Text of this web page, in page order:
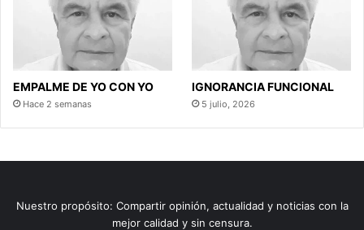
EMPALME DE YO CON YO
Hace 2 semanas
IGNORANCIA FUNCIONAL
5 julio, 2026
Nuestro propósito: Compartir opinión, actualidad y noticias con la
mejor calidad y sin censura.